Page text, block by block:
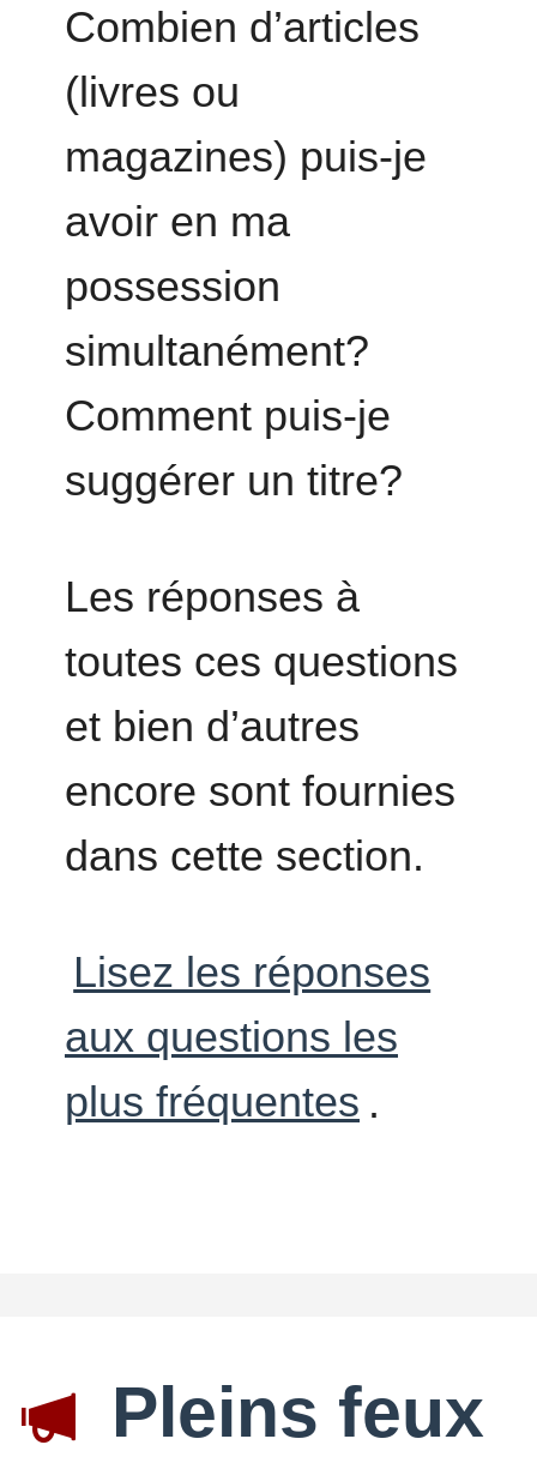
Combien d’articles
(livres ou
magazines) puis-je
avoir en ma
possession
simultanément?
Comment puis-je
suggérer un titre?
Les réponses à
toutes ces questions
et bien d’autres
encore sont fournies
dans cette section.
Lisez les réponses
aux questions les
plus fréquentes .
Pleins feux